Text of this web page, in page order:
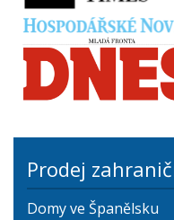
Prodej
Domy ve Španělsku